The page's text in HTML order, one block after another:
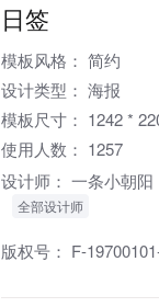
日签
模板风格： 简约
设计类型： 海报
模板尺寸： 1242 *
使用人数： 1257
设计师： 一条小朝阳
全部设计师
版权号： F-